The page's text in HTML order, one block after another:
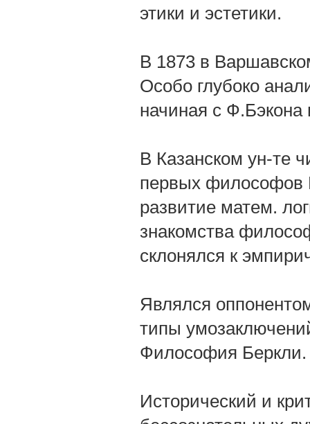
этики и эстетики.
В 1873 в
Особо глубоко
начиная с Ф.Бэкона
В Казанском ун-те
первых философов
развитие матем.
знакомства
склонялся к
Являлся
типы
Философия Беркли.
Исторический и